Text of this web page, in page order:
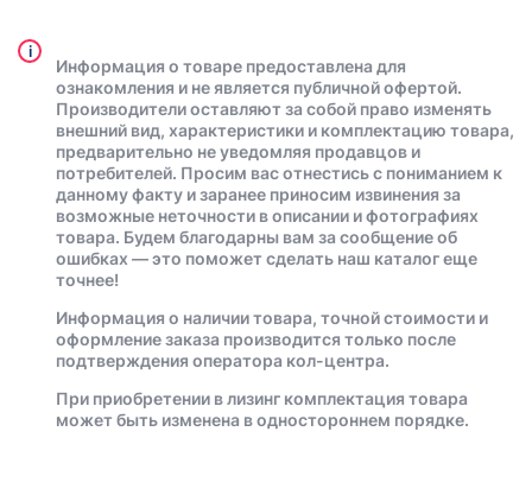
i
Информация о товаре предоставлена для
ознакомления и не является публичной офертой.
Производители оставляют за собой право изменять
внешний вид, характеристики и комплектацию товара,
предварительно не уведомляя продавцов и
потребителей. Просим вас отнестись с пониманием к
данному факту и заранее приносим извинения за
возможные неточности в описании и фотографиях
товара. Будем благодарны вам за сообщение об
ошибках — это поможет сделать наш каталог еще
точнее!
Информация о наличии товара, точной стоимости и
оформление заказа производится только после
подтверждения оператора кол-центра.
При приобретении в лизинг комплектация товара
может быть изменена в одностороннем порядке.